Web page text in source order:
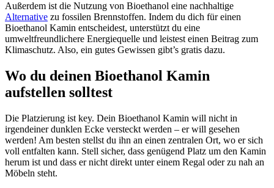
Außerdem ist die Nutzung von Bioethanol eine nachhaltige
Alternative zu fossilen Brennstoffen. Indem du dich für einen
Bioethanol Kamin entscheidest, unterstützt du eine
umweltfreundlichere Energiequelle und leistest einen Beitrag zum
Klimaschutz. Also, ein gutes Gewissen gibt’s gratis dazu.
Wo du deinen Bioethanol Kamin
aufstellen solltest
Die Platzierung ist key. Dein Bioethanol Kamin will nicht in
irgendeiner dunklen Ecke versteckt werden – er will gesehen
werden! Am besten stellst du ihn an einen zentralen Ort, wo er sich
voll entfalten kann. Stell sicher, dass genügend Platz um den Kamin
herum ist und dass er nicht direkt unter einem Regal oder zu nah an
Möbeln steht.